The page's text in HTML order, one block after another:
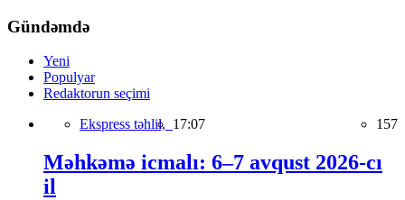
Gündəmdə
Yeni
Populyar
Redaktorun seçimi
Ekspress təhlil, 17:07 157
Məhkəmə icmalı: 6–7 avqust 2026-cı
il